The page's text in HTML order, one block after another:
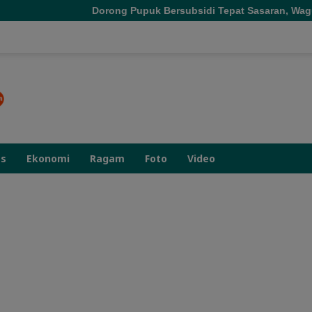
Dorong Pupuk Bersubsidi Tepat Sasaran, Wagub Malut
Ekonomi Ragam Foto Video